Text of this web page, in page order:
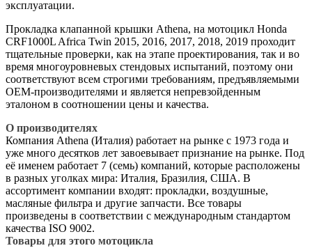
эксплуатации.
Прокладка клапанной крышки Athena, на мотоцикл Honda
CRF1000L Africa Twin 2015, 2016, 2017, 2018, 2019 проходит
тщательные проверки, как на этапе проектирования, так и во
время многоуровневых стендовых испытаний, поэтому они
соответствуют всем строгими требованиям, предъявляемыми
OEM-производителями и является непревзойденным
эталоном в соотношении цены и качества.
О производителях
Компания Athena (Италия) работает на рынке с 1973 года и
уже много десятков лет завоевывает признание на рынке. Под
её именем работает 7 (семь) компаний, которые расположены
в разных уголках мира: Италия, Бразилия, США. В
ассортимент компании входят: прокладки, воздушные,
масляные фильтра и другие запчасти. Все товары
произведены в соответствии с международным стандартом
качества ISO 9002.
Товары для этого мотоцикла